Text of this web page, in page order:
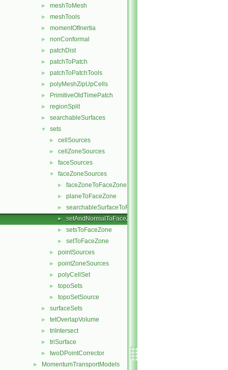
► meshToMesh
► meshTools
► momentOfInertia
► nonConformal
► patchDist
► patchToPatch
► patchToPatchTools
► polyMeshZipUpCells
► PrimitiveOldTimePatch
► regionSplit
► searchableSurfaces
▼ sets
► cellSources
► cellZoneSources
► faceSources
▼ faceZoneSources
► faceZoneToFaceZone
► planeToFaceZone
► searchableSurfaceToFaceZone
► setAndNormalToFaceZone
► setsToFaceZone
► setToFaceZone
► pointSources
► pointZoneSources
► polyCellSet
► topoSets
► topoSetSource
► surfaceSets
► tetOverlapVolume
► triIntersect
► triSurface
► twoDPointCorrector
► MomentumTransportModels